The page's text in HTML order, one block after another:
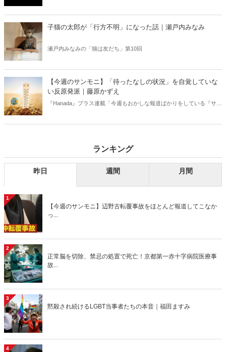
信じるか信じないかは、あなた次第！ 芸能ニュース
子猫の太郎が「行方不明」になった話｜瀬戸内みなみ
瀬戸内みなみの「猫は友だち」第10回
【今週のサンモニ】「待ったなしの状況」を自覚していな
い反原発派｜藤原かずえ
『Hanada』プラス連載「今週もおかしな報道ばかりをしている『サン
ランキング
昨日 週間 月間
1
【今週のサンモニ】辺野古転覆事故をほとんど報道してこなか
っ...
2
正常脳を切除、禁忌の処置で死亡！京都第一赤十字病院医療事
故...
3
黙殺され続けるLGBT当事者たちの本音｜福田ますみ
4